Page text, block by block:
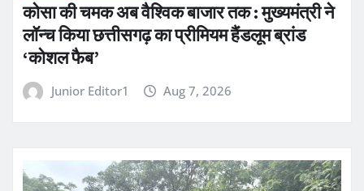
कोसा की चमक अब वैश्विक बाजार तक : मुख्यमंत्री ने
लॉन्च किया छत्तीसगढ़ का प्रीमियम हैंडलूम ब्रांड
‘कोशल फैब’
Junior Editor1 Aug 7, 2026